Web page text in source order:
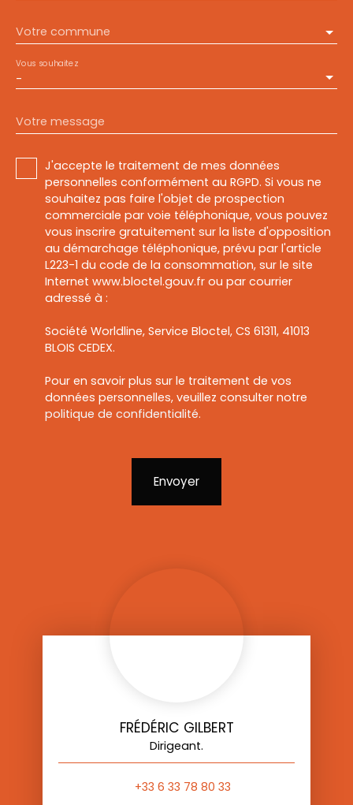
Votre commune
-
Vous souhaitez
Votre message
J'accepte le traitement de mes données
personnelles conformément au RGPD. Si vous ne
souhaitez pas faire l'objet de prospection
commerciale par voie téléphonique, vous pouvez
vous inscrire gratuitement sur la liste d'opposition
au démarchage téléphonique, prévu par l'article
L223-1 du code de la consommation, sur le site
Internet www.bloctel.gouv.fr ou par courrier
adressé à :
Société Worldline, Service Bloctel, CS 61311, 41013
BLOIS CEDEX.
Pour en savoir plus sur le traitement de vos
données personnelles, veuillez consulter notre
politique de confidentialité.
Envoyer
FRÉDÉRIC GILBERT
Dirigeant.
+33 6 33 78 80 33